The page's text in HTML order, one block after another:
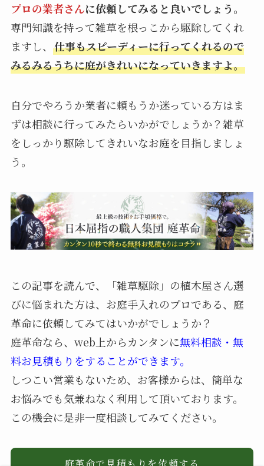
プロの業者さんに依頼してみると良いでしょう。
専門知識を持って雑草を根っこから駆除してくれ
ますし、 仕事もスピーディーに行ってくれるので
みるみるうちに庭がきれいになっていきますよ。
自分でやろうか業者に頼もうか迷っている方はま
ずは相談に行ってみたらいかがでしょうか？雑草
をしっかり駆除してきれいなお庭を目指しましょ
う。
この記事を読んで、「雑草駆除」の植木屋さん選
びに悩まれた方は、お庭手入れのプロである、庭
革命に依頼してみてはいかがでしょうか？
庭革命なら、web上からカンタンに無料相談・無
料お見積もりをすることができます。
しつこい営業もないため、お客様からは、簡単な
お悩みでも気兼ねなく利用して頂いております。
この機会に是非一度相談してみてください。
庭革命で見積もりを依頼する